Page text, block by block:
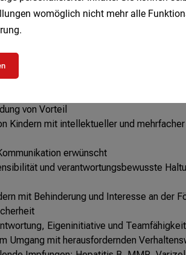
womöglich nicht mehr alle
.